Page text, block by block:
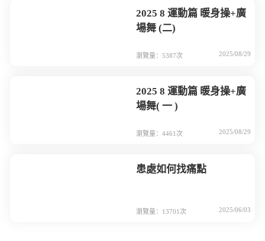
2025 8 運動篇 暖身操+廣
場舞 (二)
瀏覽量：5387次 2025/08/29
2025 8 運動篇 暖身操+廣
場舞( 一 )
瀏覽量：4461次 2025/08/29
患處如何找痛點
瀏覽量：13701次 2025/06/03